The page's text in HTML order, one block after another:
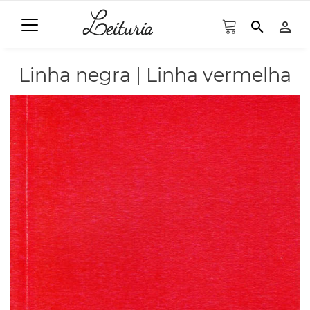
search person_outline
Linha negra | Linha vermelha